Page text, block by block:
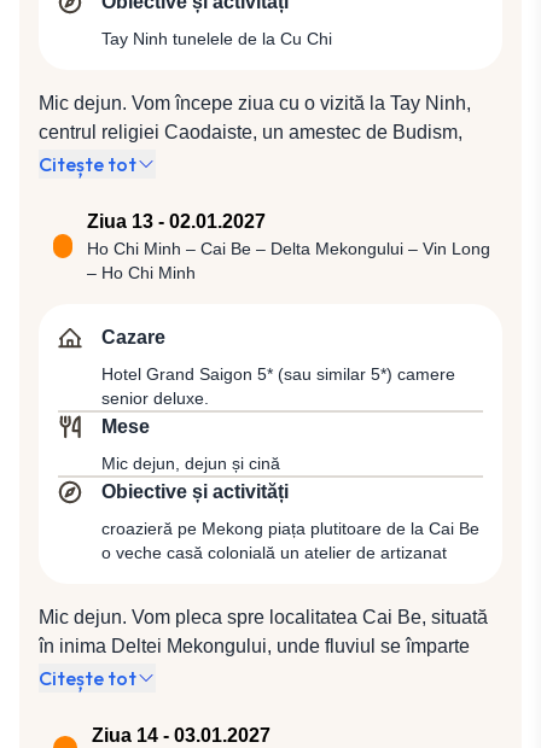
vietnameză, unde veţi găsi bijuterii, mătase, piele,
statuete din lemn, totul la preţuri extrem de atractive.
mulți ani 2027! Cazare la Hotel Grand Saigon 5* (sau
similar 5*) camere senior deluxe.
Tay Ninh tunelele de la Cu Chi
Mic dejun. Vom începe ziua cu o vizită la Tay Ninh,
centrul religiei Caodaiste, un amestec de Budism,
Taoism, Catolicism şi Islamism. Vom vizita Templul
continua cu vizitarea unora dintre cele mai
semnificative locuri ale istoriei războiului din Vietnam,
tunelele de la Cu Chi, veritabil oraş subteran, cu o
Cong îşi duceau războiul de rezistenţă contra trupelor
americane. Aici vă veţi putea plimba şi veţi putea
experimenta viaţa subterană a acestui extraordinar
complex militar, după care ne vom întoarce la Ho Chi
Minh la Hotel Grand Saigon 5* (sau similar 5*) camere
senior deluxe.
Citește tot
Ziua 13 - 02.01.2027
Ho Chi Minh – Cai Be – Delta Mekongului – Vin Long
– Ho Chi Minh
Cazare
Hotel Grand Saigon 5* (sau similar 5*) camere
senior deluxe.
Mese
Mic dejun, dejun și cină
Obiective și activități
croazieră pe Mekong piața plutitoare de la Cai Be
o veche casă colonială un atelier de artizanat
Mic dejun. Vom pleca spre localitatea Cai Be, situată
în inima Deltei Mekongului, unde fluviul se împarte
într-o vastă rețea de canale formând astfel delta, care
hrană. Aici vom întâlni, de asemenea, culturi de orez
Citește tot
Ziua 14 - 03.01.2027